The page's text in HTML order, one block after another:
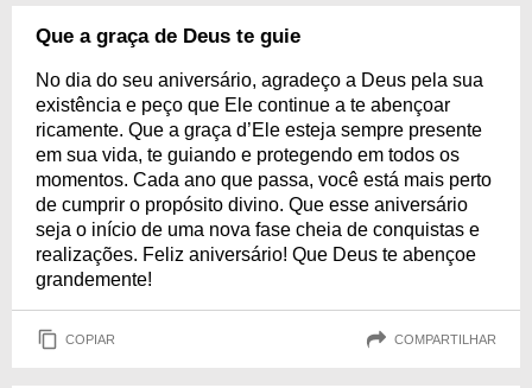
Que a graça de Deus te guie
No dia do seu aniversário, agradeço a Deus pela sua
existência e peço que Ele continue a te abençoar
ricamente. Que a graça d’Ele esteja sempre presente
em sua vida, te guiando e protegendo em todos os
momentos. Cada ano que passa, você está mais perto
de cumprir o propósito divino. Que esse aniversário
seja o início de uma nova fase cheia de conquistas e
realizações. Feliz aniversário! Que Deus te abençoe
grandemente!
COPIAR COMPARTILHAR